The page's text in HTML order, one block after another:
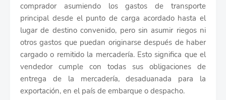
comprador asumiendo los gastos de transporte
principal desde el punto de carga acordado hasta el
lugar de destino convenido, pero sin asumir riegos ni
otros gastos que puedan originarse después de haber
cargado o remitido la mercadería. Esto significa que el
vendedor cumple con todas sus obligaciones de
entrega de la mercadería, desaduanada para la
exportación, en el país de embarque o despacho.